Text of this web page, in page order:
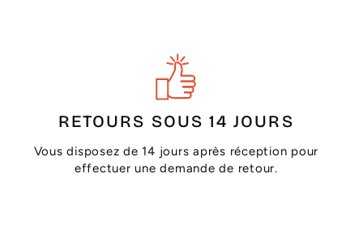
RETOURS SOUS 14 JOURS
Vous disposez de 14 jours après réception pour
effectuer une demande de retour.